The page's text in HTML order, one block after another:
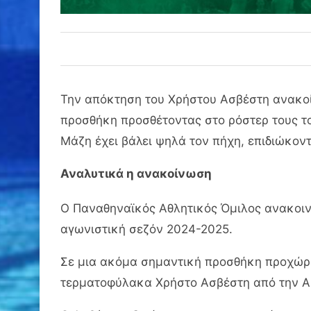
Την απόκτηση του Χρήστου Ασβέστη
προσθήκη προσθέτοντας στο ρόστερ τους
Μάζη έχει βάλει ψηλά τον πήχη,
Αναλυτικά η ανακοίνωση
Ο Παναθηναϊκός Αθλητικός Όμιλος
αγωνιστική σεζόν 2024-2025.
Σε μια ακόμα σημαντική προσθήκη
τερματοφύλακα Χρήστο Ασβέστη από την